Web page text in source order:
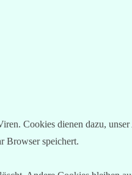
Cookies dienen dazu,
Browser speichert.